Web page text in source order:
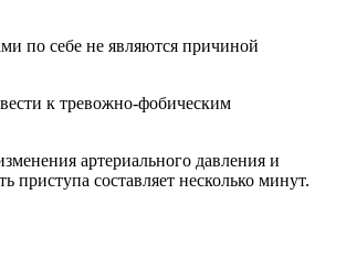
по себе не являются причиной
к тревожно-фобическим
артериального давления и
составляет несколько минут.